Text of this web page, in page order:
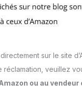
sur le site
réclamation, veuillez
ou au vendeur